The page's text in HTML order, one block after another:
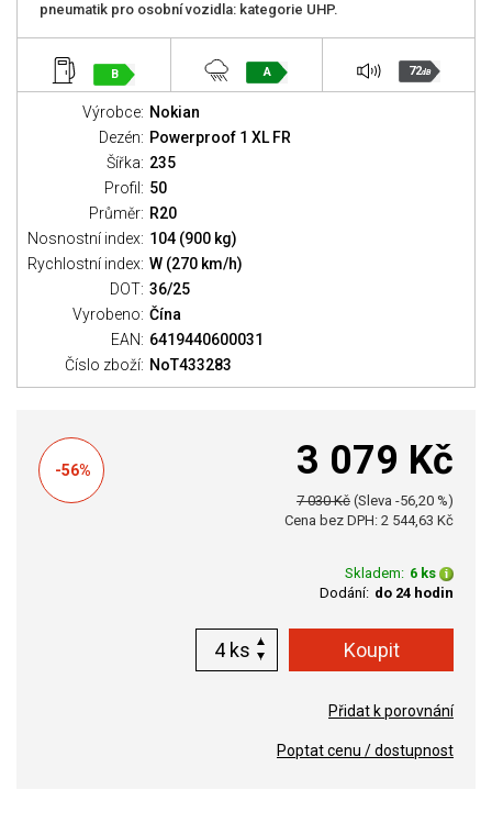
pneumatik pro osobní vozidla: kategorie UHP.
B A 72dB
Výrobce: Nokian
Dezén: Powerproof 1 XL FR
Šířka: 235
Profil: 50
Průměr: R20
Nosnostní index: 104 (900 kg)
Rychlostní index: W (270 km/h)
DOT: 36/25
Vyrobeno: Čína
EAN: 6419440600031
Číslo zboží: NoT433283
-56% 3 079 Kč
7 030 Kč (Sleva -56,20 %)
Cena bez DPH: 2 544,63 Kč
Skladem: 6 ks
Dodání: do 24 hodin
ks
Přidat k porovnání
Poptat cenu / dostupnost